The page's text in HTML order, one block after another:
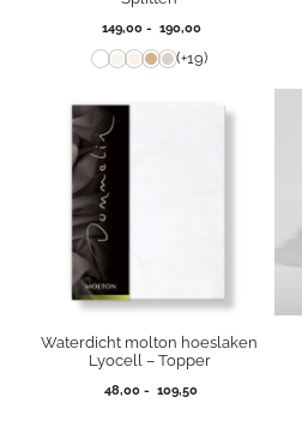
149,00 - 190,00Prijsklasse:
tot
(+19)
Waterdicht molton hoeslaken
Lyocell – Topper
48,00 - 109,50Prijsklasse: